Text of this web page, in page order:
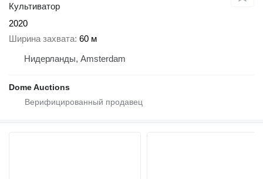
Культиватор
2020
Ширина захвата 60 м
Нидерланды, Amsterdam
Dome Auctions